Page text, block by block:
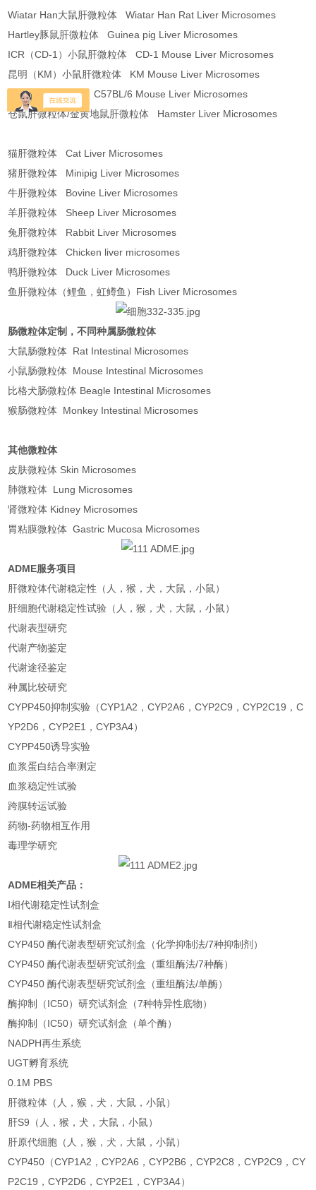
Wiatar Han大鼠肝微粒体 Wiatar Han Rat Liver Microsomes
Hartley豚鼠肝微粒体 Guinea pig Liver Microsomes
ICR（CD-1）小鼠肝微粒体 CD-1 Mouse Liver Microsomes
昆明（KM）小鼠肝微粒体 KM Mouse Liver Microsomes
C57小鼠肝微粒体 C57BL/6 Mouse Liver Microsomes
仓鼠肝微粒体/金黄地鼠肝微粒体 Hamster Liver Microsomes
猫肝微粒体 Cat Liver Microsomes
猪肝微粒体 Minipig Liver Microsomes
牛肝微粒体 Bovine Liver Microsomes
羊肝微粒体 Sheep Liver Microsomes
兔肝微粒体 Rabbit Liver Microsomes
鸡肝微粒体 Chicken liver microsomes
鸭肝微粒体 Duck Liver Microsomes
鱼肝微粒体（鲤鱼，虹鳟鱼）Fish Liver Microsomes
肠微粒体定制，不同种属肠微粒体
大鼠肠微粒体 Rat Intestinal Microsomes
小鼠肠微粒体 Mouse Intestinal Microsomes
比格犬肠微粒体 Beagle Intestinal Microsomes
猴肠微粒体 Monkey Intestinal Microsomes
其他微粒体
皮肤微粒体 Skin Microsomes
肺微粒体 Lung Microsomes
肾微粒体 Kidney Microsomes
胃粘膜微粒体 Gastric Mucosa Microsomes
ADME服务项目
肝微粒体代谢稳定性（人，猴，犬，大鼠，小鼠）
肝细胞代谢稳定性试验（人，猴，犬，大鼠，小鼠）
代谢表型研究
代谢产物鉴定
代谢途径鉴定
种属比较研究
CYPP450抑制实验（CYP1A2，CYP2A6，CYP2C9，CYP2C19，C
YP2D6，CYP2E1，CYP3A4）
CYPP450诱导实验
血浆蛋白结合率测定
血浆稳定性试验
跨膜转运试验
药物-药物相互作用
毒理学研究
ADME相关产品：
Ⅰ相代谢稳定性试剂盒
Ⅱ相代谢稳定性试剂盒
CYP450 酶代谢表型研究试剂盒（化学抑制法/7种抑制剂）
CYP450 酶代谢表型研究试剂盒（重组酶法/7种酶）
CYP450 酶代谢表型研究试剂盒（重组酶法/单酶）
酶抑制（IC50）研究试剂盒（7种特异性底物）
酶抑制（IC50）研究试剂盒（单个酶）
NADPH再生系统
UGT孵育系统
0.1M PBS
肝微粒体（人，猴，犬，大鼠，小鼠）
肝S9（人，猴，犬，大鼠，小鼠）
肝原代细胞（人，猴，犬，大鼠，小鼠）
CYP450（CYP1A2，CYP2A6，CYP2B6，CYP2C8，CYP2C9，CY
P2C19，CYP2D6，CYP2E1，CYP3A4）